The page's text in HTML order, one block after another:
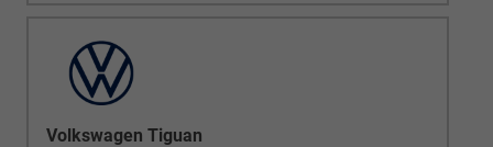
Volkswagen Tiguan